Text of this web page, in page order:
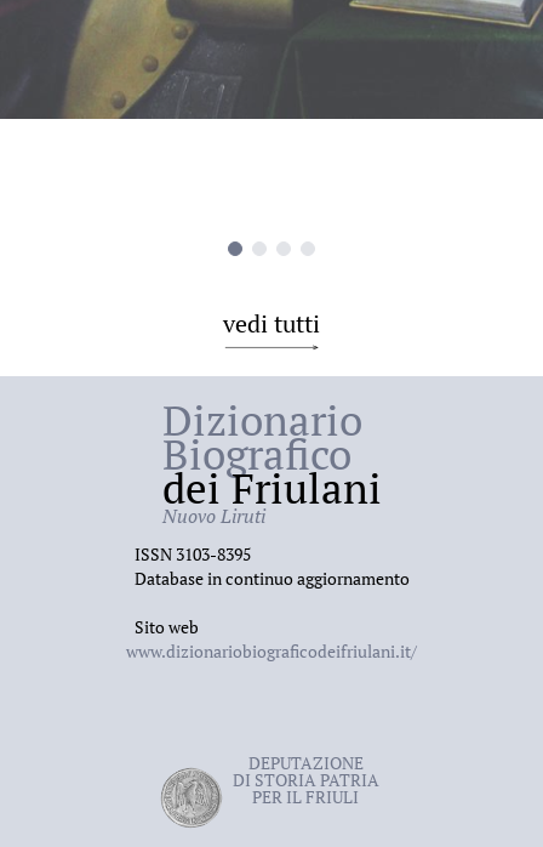
vedi tutti
Dizionario
Biografico
dei Friulani
Nuovo Liruti
ISSN 3103-8395
Database in continuo aggiornamento
Sito web
www.dizionariobiograficodeifriulani.it/
DEPUTAZIONE
DI STORIA PATRIA
PER IL FRIULI